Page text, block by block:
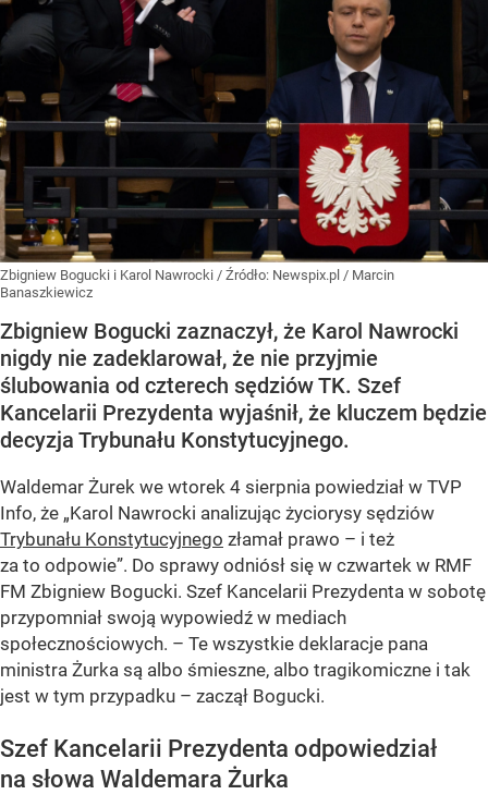
Zbigniew Bogucki i Karol Nawrocki / Źródło: Newspix.pl / Marcin
Banaszkiewicz
Zbigniew Bogucki zaznaczył, że Karol Nawrocki
nigdy nie zadeklarował, że nie przyjmie
ślubowania od czterech sędziów TK. Szef
Kancelarii Prezydenta wyjaśnił, że kluczem będzie
decyzja Trybunału Konstytucyjnego.
Waldemar Żurek we wtorek 4 sierpnia powiedział w TVP
Info, że „Karol Nawrocki analizując życiorysy sędziów
Trybunału Konstytucyjnego złamał prawo – i też
za to odpowie”. Do sprawy odniósł się w czwartek w RMF
FM Zbigniew Bogucki. Szef Kancelarii Prezydenta w sobotę
przypomniał swoją wypowiedź w mediach
społecznościowych. – Te wszystkie deklaracje pana
ministra Żurka są albo śmieszne, albo tragikomiczne i tak
jest w tym przypadku – zaczął Bogucki.
Szef Kancelarii Prezydenta odpowiedział
na słowa Waldemara Żurka